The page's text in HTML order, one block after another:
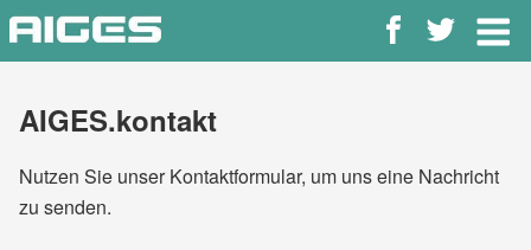
Zum
Inhalt
AIGES.kontakt
Nutzen Sie unser Kontaktformular, um uns eine Nachricht
zu senden.